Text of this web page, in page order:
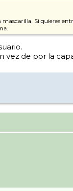
Si quieres
vez de por la